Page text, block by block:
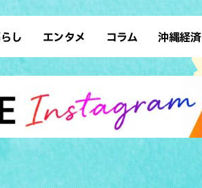
そば
フェ
日本料理
エスニック
リアン
ドライブ
ソロ活
し
シピ SDGs
ション ローカルニュース
縄移住 沖縄旧暦行事
エンタメ
スポーツ 占い
タレント・芸人 テレビ
コラム 沖縄経済